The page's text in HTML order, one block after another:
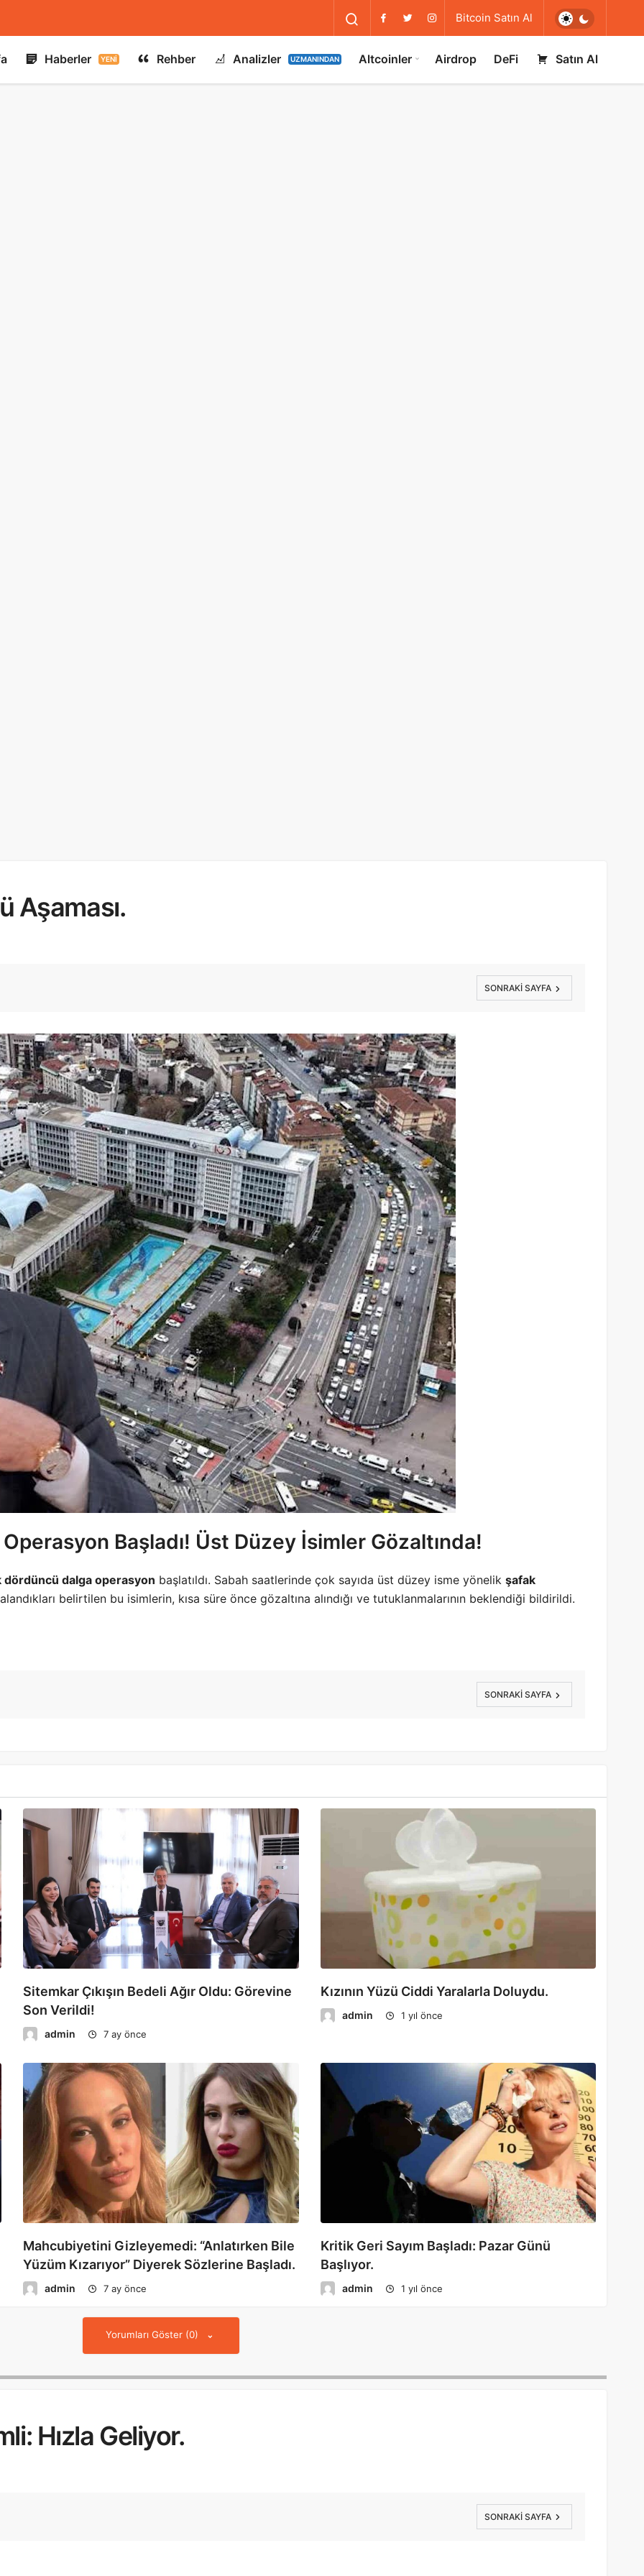
Bitcoin Satın Al
Haberler YENI Rehber Analizler UZMANINDAN Altcoinler Airdrop DeFi Satın Al
Aşaması.
SONRAKI SAYFA
Başladı! Üst Düzey İsimler Gözaltında!
dördüncü dalga operasyon başlatıldı. Sabah saatlerinde çok sayıda üst düzey isme yönelik şafak
belirtilen bu isimlerin, kısa süre önce gözaltına alındığı ve tutuklanmalarının beklendiği bildirildi.
SONRAKI SAYFA
Sitemkar Çıkışın Bedeli Ağır Oldu: Görevine
Son Verildi!
admin 7 ay önce
Kızının Yüzü Ciddi Yaralarla Doluydu.
admin 1 yıl önce
Mahcubiyetini Gizleyemedi: “Anlatırken Bile
Yüzüm Kızarıyor” Diyerek Sözlerine Başladı.
admin 7 ay önce
Kritik Geri Sayım Başladı: Pazar Günü
Başlıyor.
admin 1 yıl önce
Yorumları Göster (0)
Hızla Geliyor.
SONRAKI SAYFA